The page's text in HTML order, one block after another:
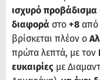
ισχυρό προβάδισμα
διαφορά στο +8 από
βρίσκεται πλέον ο
πρώτα λεπτά, με τον
ευκαιρίες με